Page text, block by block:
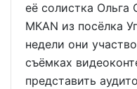
её солистка Ольга
МКАN из посёлка
недели они
съёмках
представить